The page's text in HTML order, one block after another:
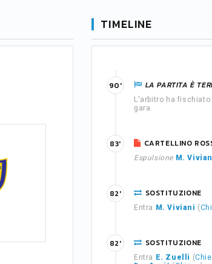
TIMELINE
LA PARTITA È
L'arbitro ha
gara.
90'
CARTELLINO
Espulsione M.
83'
SOSTITUZIONE
Entra M. Viviani (
82'
SOSTITUZIONE
Entra E. Zuelli (
82'